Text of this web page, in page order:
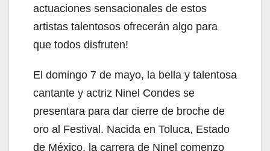
actuaciones sensacionales de estos
artistas talentosos ofrecerán algo para
que todos disfruten!
El domingo 7 de mayo, la bella y talentosa
cantante y actriz Ninel Condes se
presentara para dar cierre de broche de
oro al Festival. Nacida en Toluca, Estado
de México, la carrera de Ninel comenzo